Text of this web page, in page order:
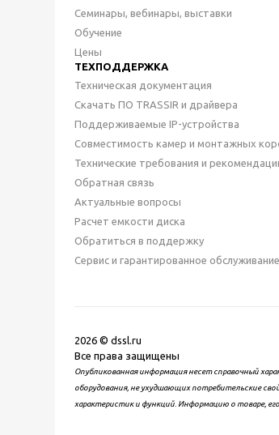
Семинары, вебинары, выставки
Обучение
Цены
ТЕХПОДДЕРЖКА
Техническая документация
Скачать ПО TRASSIR и драйвера
Поддерживаемые IP-устройства
Совместимость камер и монтажных
Технические требования и
Обратная связь
Актуальные вопросы
Расчет емкости диска
Обратиться в поддержку
Сервис и гарантированное обслуживание
2026 © dssl.ru
Все права защищены
Опубликованная информация несет справочный
оборудования, не ухудшающих потребительские
характеристик и функций. Информацию о товаре,